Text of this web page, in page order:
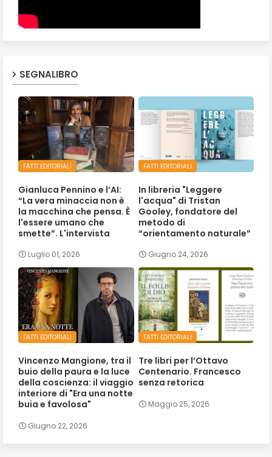
SEGNALIBRO
FATTI EDITORIALI
Gianluca Pennino e l’AI:
“La vera minaccia non è
la macchina che pensa. È
l'essere umano che
smette”. L'intervista
Luglio 01, 2026
FATTI EDITORIALI
In libreria "Leggere
l'acqua" di Tristan
Gooley, fondatore del
metodo di
“orientamento naturale”
Giugno 24, 2026
FATTI EDITORIALI
Vincenzo Mangione, tra il
buio della paura e la luce
della coscienza: il viaggio
interiore di "Era una notte
buia e favolosa"
Giugno 22, 2026
FATTI EDITORIALI
Tre libri per l’Ottavo
Centenario. Francesco
senza retorica
Maggio 25, 2026